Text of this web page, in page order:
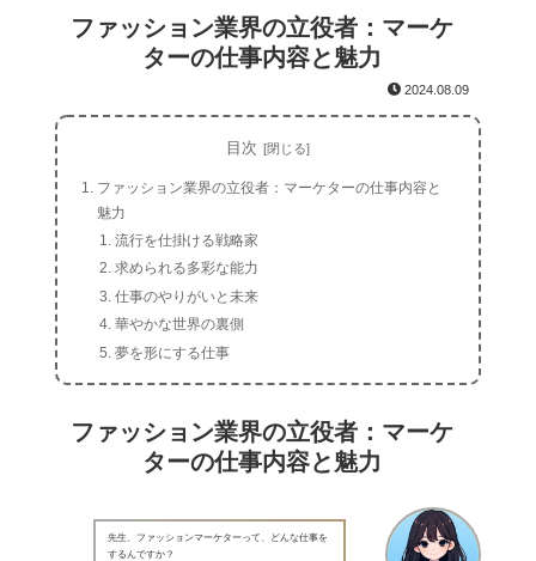
ファッション業界の立役者：マーケ
ターの仕事内容と魅力
2024.08.09
目次
ファッション業界の立役者：マーケターの仕事内容と
魅力
流行を仕掛ける戦略家
求められる多彩な能力
仕事のやりがいと未来
華やかな世界の裏側
夢を形にする仕事
ファッション業界の立役者：マーケ
ターの仕事内容と魅力
先生、ファッションマーケターって、どんな仕事を
するんですか？